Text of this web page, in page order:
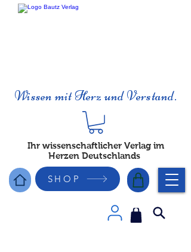
Wissen mit Herz und Verstand.
Ihr wissenschaftlicher Verlag im
Herzen Deutschlands
SHOP